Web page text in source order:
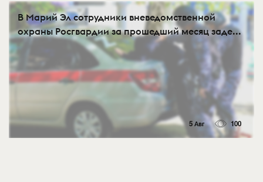
В Марий Эл сотрудники вневедомственной
охраны Росгвардии за прошедший месяц заде...
5 Авг 100